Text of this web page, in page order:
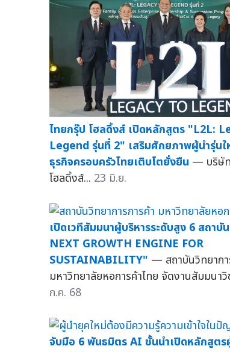
ไทยกรุ๊ป โฮลดิ้งส์ เปิดหลักสูตร "L2L:
Legend รุ่นที่ 2" เสริมศักยภาพผู้นำรุ่น
ธุรกิจครอบครัวไทยเติบโตยั่งยืน — บริษั
โฮลดิ้งส์... 23 มิ.ย.
เปิดเวทีสัมมนาผู้บริหารระดับสูง 6 สถาบั
NEXT GROWTH ENGINE FOR
SUSTAINABILITY" — สถาบันวิทยากา
มหาวิทยาลัยหอการค้าไทย จัดงานสัมมนาวิ
ก.ค. 68
จับมือ 6 พันธมิตร AI ชั้นนำเปิดหลักสูตร